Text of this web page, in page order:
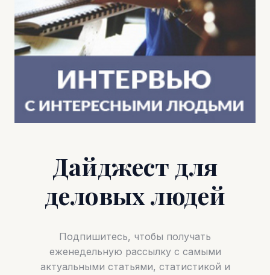
Дайджест для
деловых людей
Подпишитесь, чтобы получать
еженедельную рассылку с самыми
актуальными статьями, статистикой и